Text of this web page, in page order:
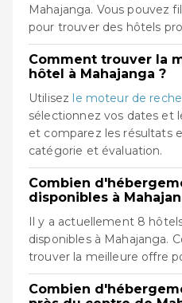
Mahajanga. Vous pouvez
pour trouver des hôtels
Comment trouver la
hôtel à Mahajanga ?
Utilisez le moteur de
sélectionnez vos dates et
et comparez les résultats
catégorie et évaluation.
Combien
disponibles à
Il y a actuellement 8
disponibles à Mahajanga.
trouver la meilleure offre
Combien